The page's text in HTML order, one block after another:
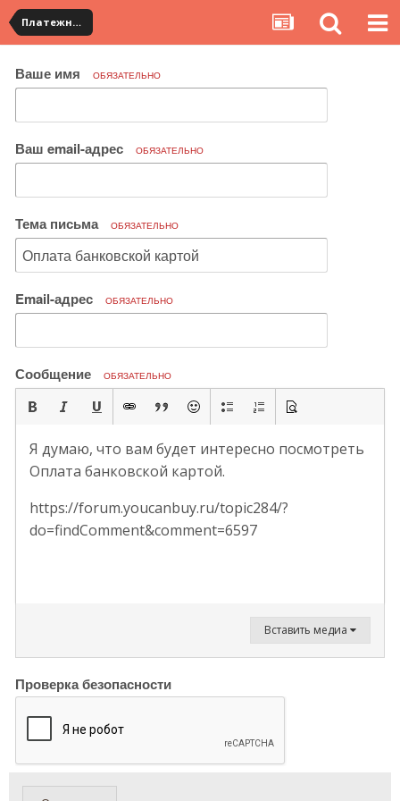
Платежная система ALIPAY и оплата банковскими картами
Ваше имя ОБЯЗАТЕЛЬНО
Ваш email-адрес ОБЯЗАТЕЛЬНО
Тема письма ОБЯЗАТЕЛЬНО
Email-адрес ОБЯЗАТЕЛЬНО
Сообщение ОБЯЗАТЕЛЬНО
Я думаю, что вам будет интересно посмотреть
Оплата банковской картой.
https://forum.youcanbuy.ru/topic284/?
do=findComment&comment=6597
Вставить медиа
Проверка безопасности